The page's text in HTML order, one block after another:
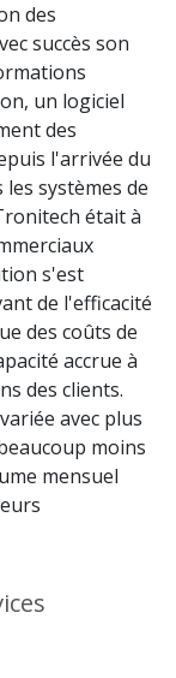
des
succès son
un logiciel
des
l'arrivée du
systèmes de
était à
s'est
de l'efficacité
des coûts de
accrue à
des clients.
avec plus
moins
mensuel